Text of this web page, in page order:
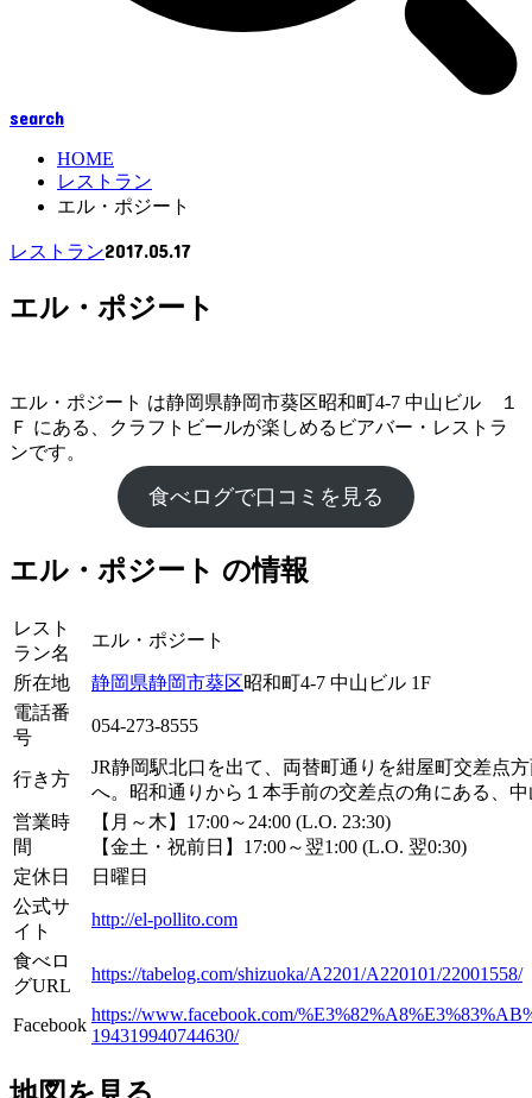
search
HOME
レストラン
エル・ポジート
レストラン2017.05.17
エル・ポジート
エル・ポジート は静岡県静岡市葵区昭和町4-7 中山ビル １
Ｆ にある、クラフトビールが楽しめるビアバー・レストラ
ンです。
食べログで口コミを見る
エル・ポジート の情報
レスト
ラン名
エル・ポジート
所在地 静岡県静岡市葵区昭和町4-7 中山ビル 1F
電話番
号
054-273-8555
行き方
JR静岡駅北口を出て、両替町通りを紺屋町交差点
へ。昭和通りから１本手前の交差点の角にある、
営業時
間
【月～木】17:00～24:00 (L.O. 23:30)
【金土・祝前日】17:00～翌1:00 (L.O. 翌0:30)
定休日
日曜日
公式サ
イト
http://el-pollito.com
食べロ
グURL
https://tabelog.com/shizuoka/A2201/A220101/22001558/
Facebook
https://www.facebook.com/
194319940744630/